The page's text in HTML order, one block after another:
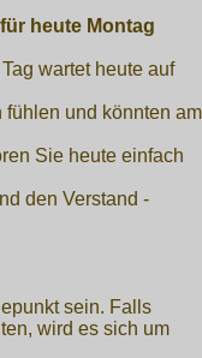
heute Montag
wartet heute auf
und könnten am
Sie heute einfach
den Verstand -
sein. Falls
wird es sich um